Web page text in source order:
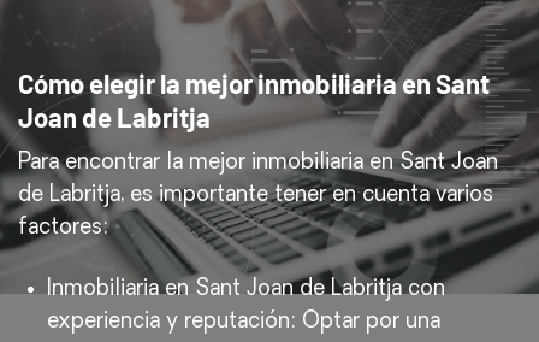
Cómo elegir la mejor inmobiliaria en Sant
Joan de Labritja
Para encontrar la mejor inmobiliaria en Sant Joan
de Labritja, es importante tener en cuenta varios
factores:
Inmobiliaria en Sant Joan de Labritja con
experiencia y reputación: Optar por una